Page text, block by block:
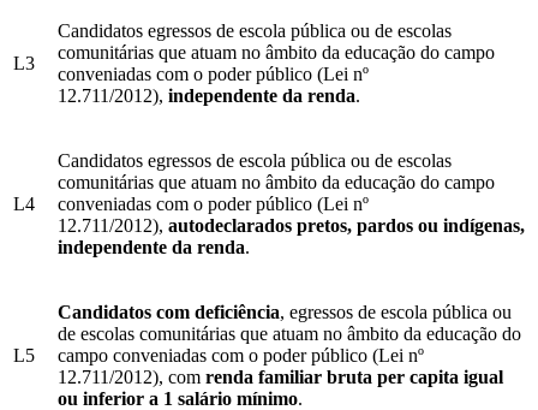
L3
Candidatos egressos de escola pública ou de escolas
comunitárias que atuam no âmbito da educação do campo
conveniadas com o poder público (Lei nº
12.711/2012), independente da renda.
L4
Candidatos egressos de escola pública ou de escolas
comunitárias que atuam no âmbito da educação do campo
conveniadas com o poder público (Lei nº
12.711/2012), autodeclarados pretos, pardos ou indígenas,
independente da renda.
L5
Candidatos com deficiência, egressos de escola pública ou
de escolas comunitárias que atuam no âmbito da educação do
campo conveniadas com o poder público (Lei nº
12.711/2012), com renda familiar bruta per capita igual
ou inferior a 1 salário mínimo.